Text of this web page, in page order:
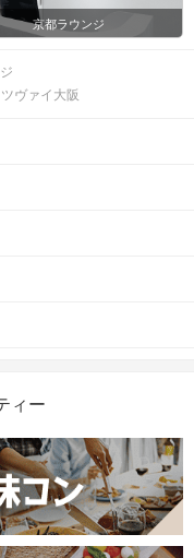
京都ラウンジ
ツヴァイ大阪
ィー